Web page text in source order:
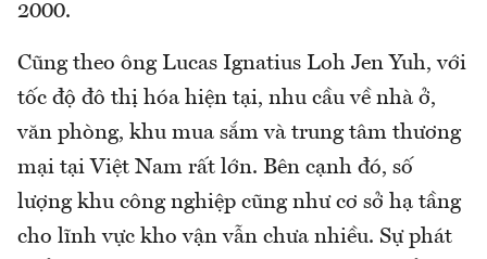
2000.
Cũng theo ông Lucas Ignatius Loh Jen Yuh, với
tốc độ đô thị hóa hiện tại, nhu cầu về nhà ở,
văn phòng, khu mua sắm và trung tâm thương
mại tại Việt Nam rất lớn. Bên cạnh đó, số
lượng khu công nghiệp cũng như cơ sở hạ tầng
cho lĩnh vực kho vận vẫn chưa nhiều. Sự phát